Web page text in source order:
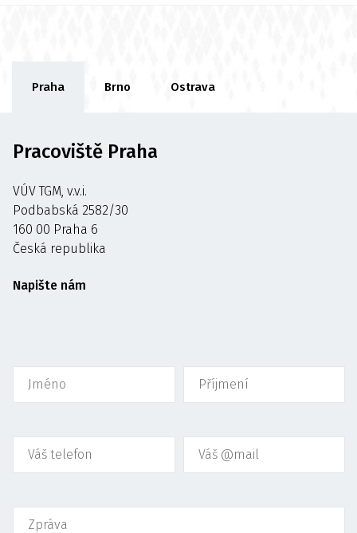
Praha Brno Ostrava
Pracoviště Praha
VÚV TGM, v.v.i.
Podbabská 2582/30
160 00 Praha 6
Česká republika
Napište nám